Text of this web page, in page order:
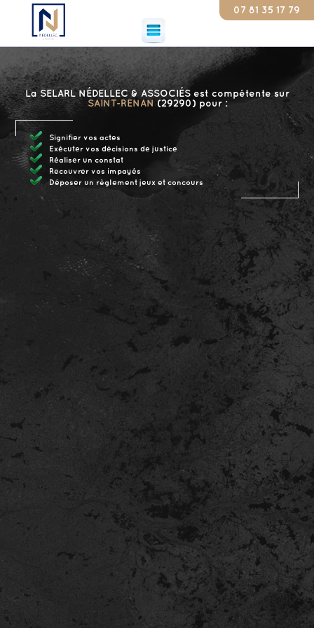
07 81 35 17 79
La SELARL NÉDELLEC & ASSOCIÉS est compétente sur
SAINT-RENAN (29290) pour :
Signifier vos actes
Exécuter vos décisions de justice
Réaliser un constat
Recouvrer vos impayés
Déposer un règlement jeux et concours